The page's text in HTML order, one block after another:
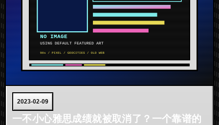
2023-02-09
一不小心雅思成绩就被取消了？一个靠谱的